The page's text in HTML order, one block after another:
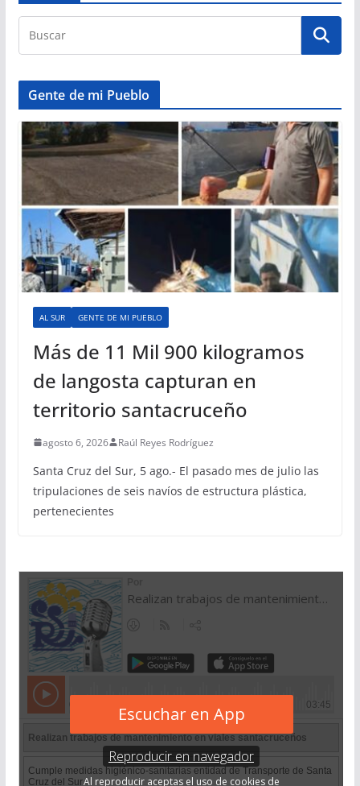
Gente de mi Pueblo
AL SUR GENTE DE MI PUEBLO
Más de 11 Mil 900 kilogramos
de langosta capturan en
territorio santacruceño
agosto 6, 2026 Raúl Reyes Rodríguez
Santa Cruz del Sur, 5 ago.- El pasado mes de julio las
tripulaciones de seis navíos de estructura plástica,
pertenecientes